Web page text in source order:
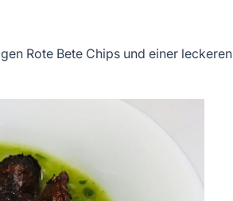
Rote Bete Chips und einer leckeren